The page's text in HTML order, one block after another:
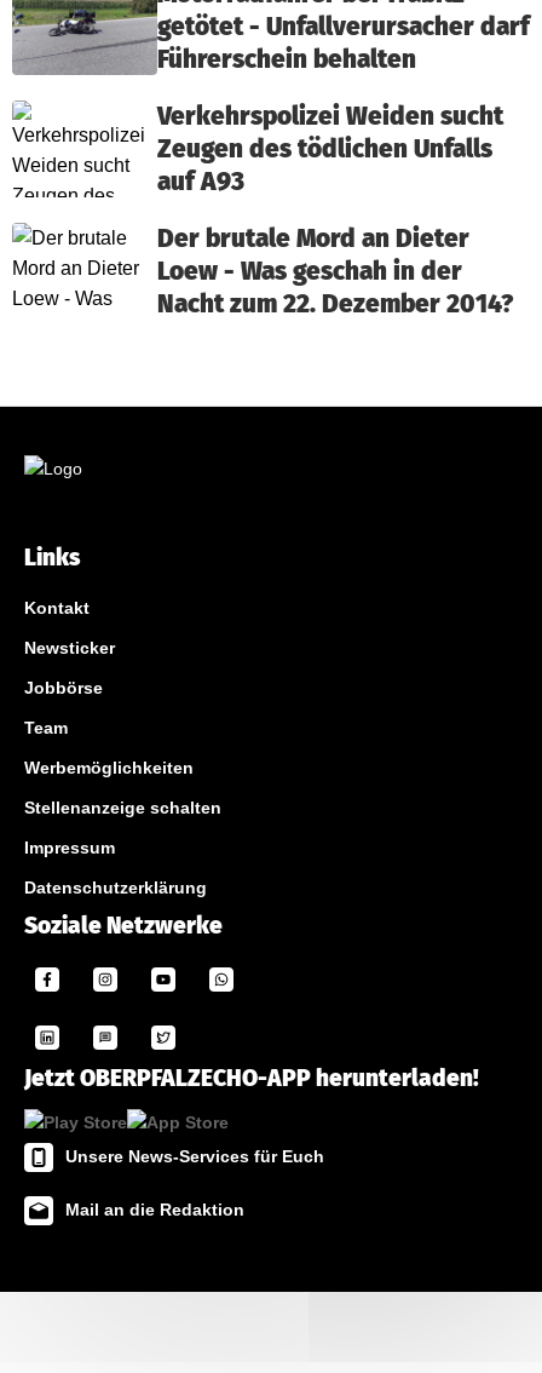
getötet - Unfallverursacher darf
Führerschein behalten
Verkehrspolizei Weiden sucht
Zeugen des tödlichen Unfalls
auf A93
Der brutale Mord an Dieter
Loew - Was geschah in der
Nacht zum 22. Dezember 2014?
Links
Kontakt
Newsticker
Jobbörse
Team
Werbemöglichkeiten
Stellenanzeige schalten
Impressum
Datenschutzerklärung
Soziale Netzwerke
Jetzt OBERPFALZECHO-APP herunterladen!
Unsere News-Services für Euch
Mail an die Redaktion